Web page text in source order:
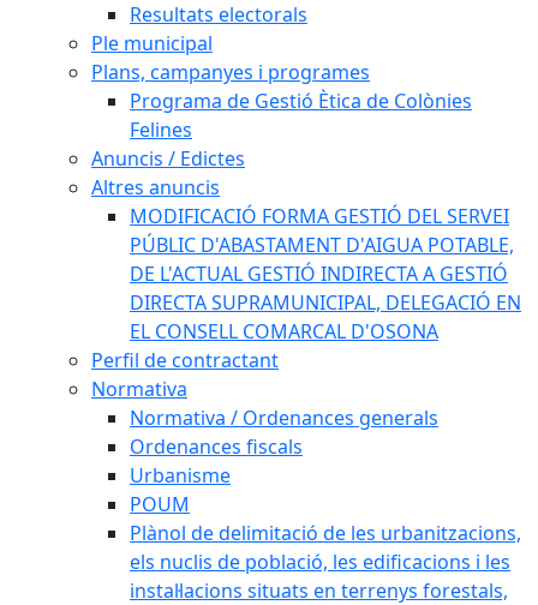
Resultats electorals
Ple municipal
Plans, campanyes i programes
Programa de Gestió Ètica de Colònies
Felines
Anuncis / Edictes
Altres anuncis
MODIFICACIÓ FORMA GESTIÓ DEL SERVEI
PÚBLIC D'ABASTAMENT D'AIGUA POTABLE,
DE L'ACTUAL GESTIÓ INDIRECTA A GESTIÓ
DIRECTA SUPRAMUNICIPAL, DELEGACIÓ EN
EL CONSELL COMARCAL D'OSONA
Perfil de contractant
Normativa
Normativa / Ordenances generals
Ordenances fiscals
Urbanisme
POUM
Plànol de delimitació de les urbanitzacions,
els nuclis de població, les edificacions i les
instal·lacions situats en terrenys forestals,